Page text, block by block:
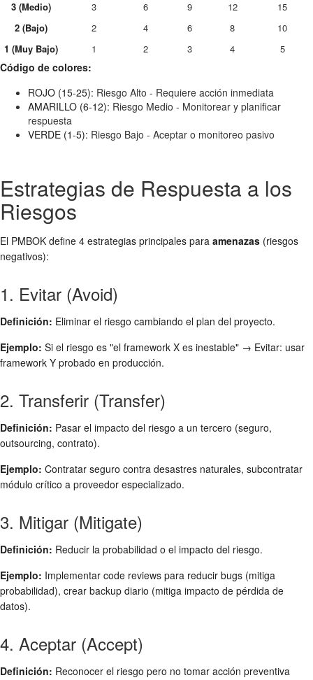
3 (Medio) 3 6 9 12
15
2 (Bajo)
2 4 6 8
10
1 (Muy Bajo)
1 2 3 4 5
Código de colores:
ROJO (15-25): Riesgo Alto - Requiere acción inmediata
AMARILLO (6-12): Riesgo Medio - Monitorear y planificar
respuesta
VERDE (1-5): Riesgo Bajo - Aceptar o monitoreo pasivo
Estrategias de Respuesta a los
Riesgos
El PMBOK define 4 estrategias principales para amenazas (riesgos
negativos):
1. Evitar (Avoid)
Definición: Eliminar el riesgo cambiando el plan del proyecto.
Ejemplo: Si el riesgo es "el framework X es inestable" → Evitar: usar
framework Y probado en producción.
2. Transferir (Transfer)
Definición: Pasar el impacto del riesgo a un tercero (seguro,
outsourcing, contrato).
Ejemplo: Contratar seguro contra desastres naturales, subcontratar
módulo crítico a proveedor especializado.
3. Mitigar (Mitigate)
Definición: Reducir la probabilidad o el impacto del riesgo.
Ejemplo: Implementar code reviews para reducir bugs (mitiga
probabilidad), crear backup diario (mitiga impacto de pérdida de
datos).
4. Aceptar (Accept)
Definición: Reconocer el riesgo pero no tomar acción preventiva